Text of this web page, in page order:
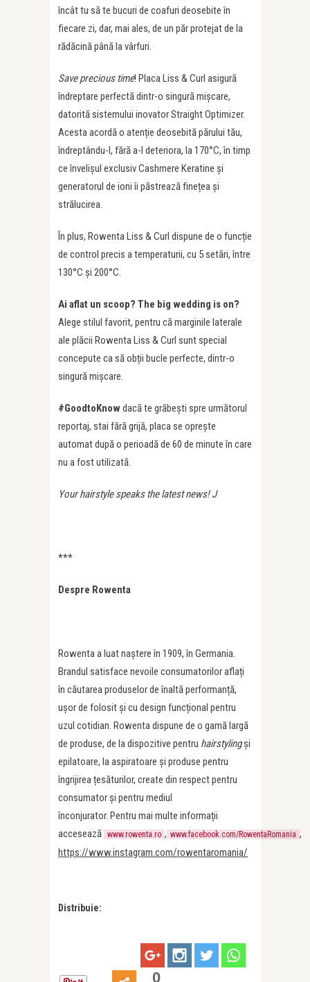
încât tu să te bucuri de coafuri deosebite în
fiecare zi, dar, mai ales, de un păr protejat de la
rădăcină până la vârfuri.
Save precious time! Placa Liss & Curl asigură
îndreptare perfectă dintr-o singură mișcare,
datorită sistemului inovator Straight Optimizer.
Acesta acordă o atenție deosebită părului tău,
îndreptându-l, fără a-l deteriora, la 170°C, în timp
ce învelișul exclusiv Cashmere Keratine și
generatorul de ioni îi păstrează finețea și
strălucirea.
În plus, Rowenta Liss & Curl dispune de o funcție
de control precis a temperaturii, cu 5 setări, între
130°C şi 200°C.
Ai aflat un scoop? The big wedding is on?
Alege stilul favorit, pentru că marginile laterale
ale plăcii Rowenta Liss & Curl sunt special
concepute ca să obții bucle perfecte, dintr-o
singură mișcare.
#GoodtoKnowdacă te grăbești spre următorul
reportaj, stai fără grijă, placa se oprește
automat după o perioadă de 60 de minute în care
nu a fost utilizată.
Your hairstyle speaks the latest news!J
***
Despre Rowenta
Rowenta a luat naștere în 1909, în Germania.
Brandul satisface nevoile consumatorilor aflați
în căutarea produselor de înaltă performanță,
ușor de folosit și cu design funcțional pentru
uzul cotidian. Rowenta dispune de o gamă largă
de produse, de la dispozitive pentru hairstylingși
epilatoare, la aspiratoare și produse pentru
îngrijirea țesăturilor, create din respect pentru
consumator și pentru mediul
înconjurator. Pentru mai multe informații
accesează www.rowenta.ro , www.facebook.com/RowentaRomania ,
https://www.instagram.com/rowentaromania/
Distribuie:
0